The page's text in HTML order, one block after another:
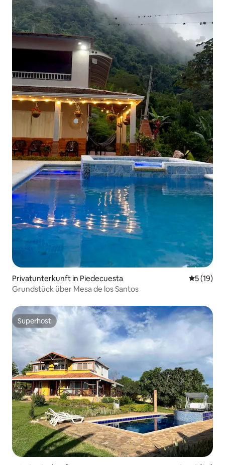
Privatunterkunft in Piedecuesta
5 (19)
Grundstück über Mesa de los Santos
Superhost
Superhost